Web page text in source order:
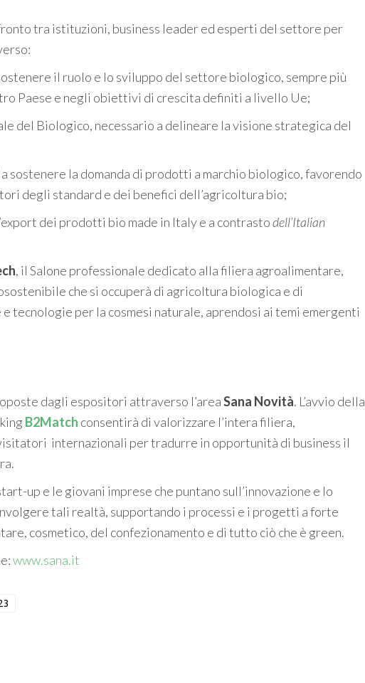
tra istituzioni, business leader ed esperti del settore per
il ruolo e lo sviluppo del settore biologico, sempre più
Paese e negli obiettivi di crescita definiti a livello Ue;
del Biologico, necessario a delineare la visione strategica del
sostenere la domanda di prodotti a marchio biologico, favorendo
degli standard e dei benefici dell’agricoltura bio;
dei prodotti bio made in Italy e a contrastodell’Italian
, il Salone professionale dedicato alla filiera agroalimentare,
che si occuperà di agricoltura biologica e di
tecnologie per la cosmesi naturale, aprendosi ai temi emergenti
dagli espositori attraverso l’areaSana Novità. L’avvio della
B2Match consentirà di valorizzare l’intera filiera,
internazionali per tradurre in opportunità di business il
up e le giovani imprese che puntano sull’innovazione e lo
tali realtà, supportando i processi e i progetti a forte
cosmetico, del confezionamento e di tutto ciò che è green.
www.sana.it